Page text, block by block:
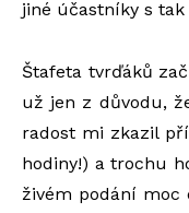
jiné účastníky s
Štafeta tvrďáků
už jen z důvodu,
radost mi zkazil
hodiny!) a trochu
živém podání moc